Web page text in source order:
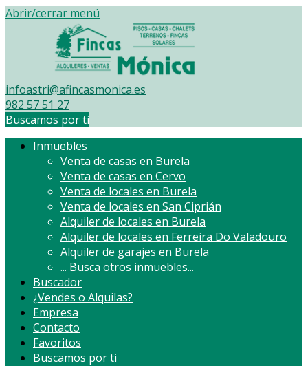
Abrir/cerrar menú
infoastri@afincasmonica.es
982 57 51 27
Buscamos por ti
Inmuebles
Venta de casas en Burela
Venta de casas en Cervo
Venta de locales en Burela
Venta de locales en San Ciprián
Alquiler de locales en Burela
Alquiler de locales en Ferreira Do Valadouro
Alquiler de garajes en Burela
... Busca otros inmuebles...
Buscador
¿Vendes o Alquilas?
Empresa
Contacto
Favoritos
Buscamos por ti